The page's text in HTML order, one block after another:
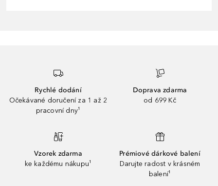
Rychlé dodání
Očekávané doručení za 1 až 2
pracovní dny¹
Doprava zdarma
od 699 Kč
Vzorek zdarma
ke každému nákupu¹
Prémiové dárkové balení
Darujte radost v krásném
balení¹